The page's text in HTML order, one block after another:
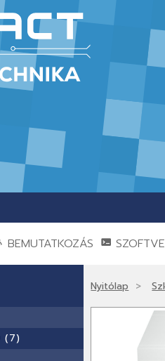
BEMUTATKOZÁS
(7)
Nyitólap